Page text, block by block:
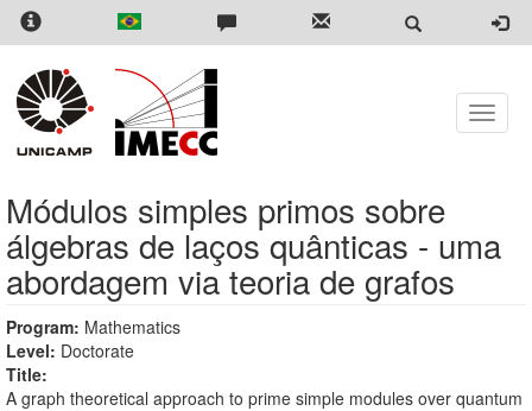
Skip
content
Toggle
Módulos simples primos sobre
álgebras de laços quânticas - uma
abordagem via teoria de grafos
Program: Mathematics
Level: Doctorate
Title:
A graph theoretical approach to prime simple modules over quantum